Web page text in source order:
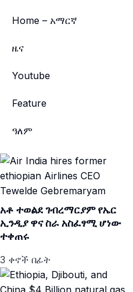
Home – አማርኛ
ዜና
Youtube
Feature
ዓለም
አቶ ተወልደ ገብረማርያም የኤር
ኢንዲያ ዋና ስራ አስፈፃሚ ሆነው
ተቀጠሩ
3 ቀኖች በፊት